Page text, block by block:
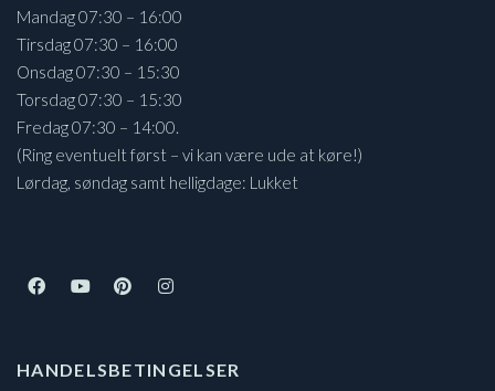
Mandag 07:30 – 16:00
Tirsdag 07:30 – 16:00
Onsdag 07:30 – 15:30
Torsdag 07:30 – 15:30
Fredag 07:30 – 14:00.
(Ring eventuelt først – vi kan være ude at køre!)
Lørdag, søndag samt helligdage: Lukket
HANDELSBETINGELSER